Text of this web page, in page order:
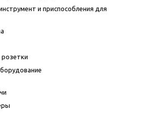
и приспособления для
розетки